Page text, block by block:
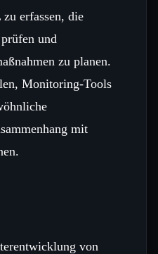
erfassen, die
und
zu planen.
Monitoring‑Tools
mit
von